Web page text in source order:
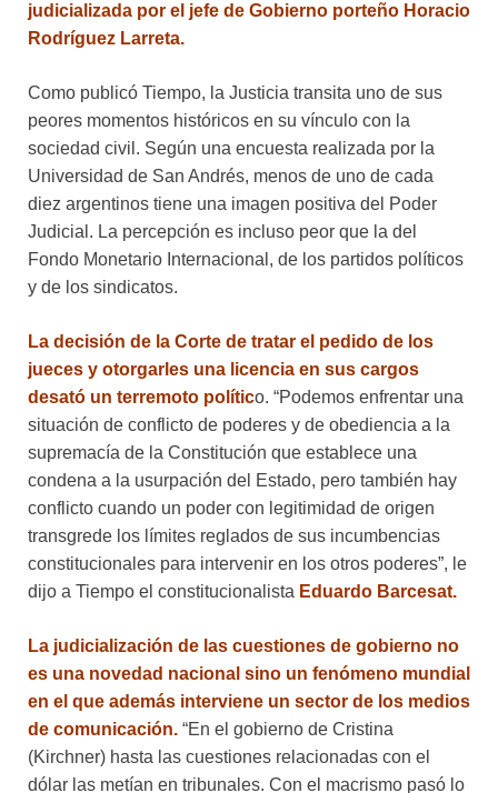
judicializada por el jefe de Gobierno porteño Horacio
Rodríguez Larreta.
Como publicó Tiempo, la Justicia transita uno de sus
peores momentos históricos en su vínculo con la
sociedad civil. Según una encuesta realizada por la
Universidad de San Andrés, menos de uno de cada
diez argentinos tiene una imagen positiva del Poder
Judicial. La percepción es incluso peor que la del
Fondo Monetario Internacional, de los partidos políticos
y de los sindicatos.
La decisión de la Corte de tratar el pedido de los
jueces y otorgarles una licencia en sus cargos
desató un terremoto político. “Podemos enfrentar una
situación de conflicto de poderes y de obediencia a la
supremacía de la Constitución que establece una
condena a la usurpación del Estado, pero también hay
conflicto cuando un poder con legitimidad de origen
transgrede los límites reglados de sus incumbencias
constitucionales para intervenir en los otros poderes”, le
dijo a Tiempo el constitucionalista Eduardo Barcesat.
La judicialización de las cuestiones de gobierno no
es una novedad nacional sino un fenómeno mundial
en el que además interviene un sector de los medios
de comunicación. “En el gobierno de Cristina
(Kirchner) hasta las cuestiones relacionadas con el
dólar las metían en tribunales. Con el macrismo pasó lo